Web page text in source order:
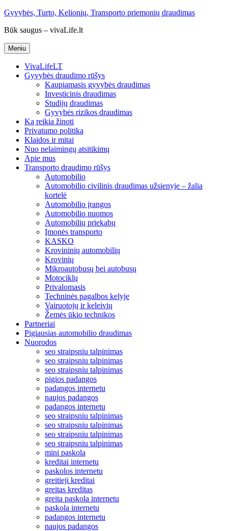
Eiti
turinio
Gyvybės, Turto, Kelionių, Transporto priemonių draudimas
Būk saugus – vivaLife.lt
Meniu
VivaLifeLT
Gyvybės draudimo rūšys
Kaupiamasis gyvybės draudimas
Investicinis draudimas
Studijų draudimas
Gyvybės rizikos draudimas
Ką reikia žinoti
Privatumo politika
Klaidos ir mitai
Nuo nelaimingų atsitikimų
Apie mus
Transporto draudimo rūšys
Automobilio
Automobilio civilinis draudimas užsienyje – žalia
kortelė
Automobilio įrangos
Automobilio nuomos
Automobilių priekabų
Įmonės transporto
KASKO
Krovininių automobilių
Krovinių
Mikroautobusų bei autobusų
Motociklų
Privalomasis
Techninės pagalbos kelyje
Vairuotojų ir keleivių
Žemės ūkio technikos
Partneriai
Pigiausias automobilio draudimas
Nuorodos
seo straipsniu talpinimas
seo straipsniu talpinimas
seo straipsniu talpinimas
pigios padangos
padangos internetu
naujos padangos
padangos internetu
seo straipsniu talpinimas
seo straipsniu talpinimas
seo straipsniu talpinimas
seo straipsniu talpinimas
mini paskola
kreditai internetu
paskolos internetu
greitieji kreditai
greitas kreditas
greita paskola internetu
paskola internetu
padangos internetu
naujos padangos